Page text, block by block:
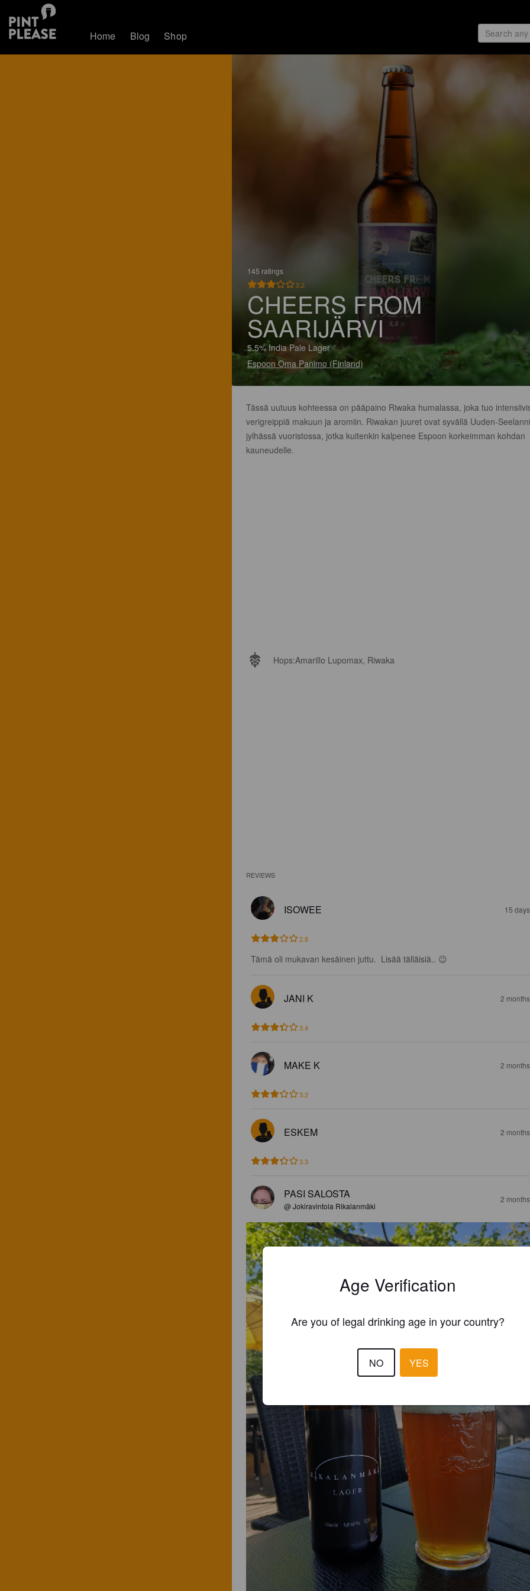
Home Blog Shop
145 ratings
3.2
CHEERS FROM
SAARIJÄRVI
5.5% India Pale Lager
Espoon Oma Panimo (Finland)
Tässä uutuus kohteessa on pääpaino Riwaka humalassa, joka tuo
verigreippiä makuun ja aromiin. Riwakan juuret ovat syvällä Uuden-
jylhässä vuoristossa, jotka kuitenkin kalpenee Espoon korkeimman kohdan
kauneudelle.
Hops:Amarillo Lupomax, Riwaka
REVIEWS
ISOWEE 15
2.8
Tämä oli mukavan kesäinen juttu.  Lisää tälläisiä.. 😉
JANI K 2
3.4
MAKE K 2
3.2
ESKEM 2
3.3
PASI SALOSTA
@ Jokiravintola Rikalanmäki
2
Age Verification
Are you of legal drinking age in your country?
NO YES